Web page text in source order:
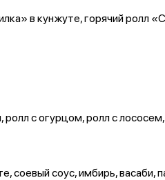
в кунжуте, горячий ролл
с огурцом, ролл с лососем,
соус, имбирь, васаби,